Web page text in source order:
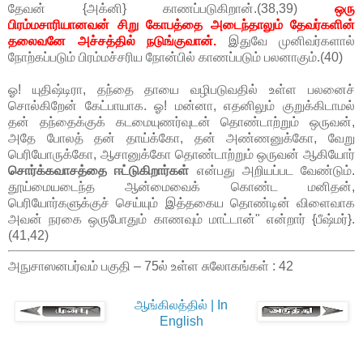
தேவன் {அக்னி} காணப்படுகிறான்.(38,39) ஒரு
பிரம்மசாரியானவன் சிறு கோபத்தை அடைந்தாலும் தேவர்களின்
தலைவனே அச்சத்தில் நடுங்குவான். இதுவே முனிவர்களால்
நோற்கப்படும் பிரம்மச்சரிய நோன்பில் காணப்படும் பலனாகும்.(40)
ஓ! யுதிஷ்டிரா, தந்தை தாயை வழிபடுவதில் உள்ள பலனைச்
சொல்கிறேன் கேட்பாயாக. ஓ! மன்னா, எதனிலும் குறுக்கிடாமல்
தன் தந்தைக்குக் கடமையுணர்வுடன் தொண்டாற்றும் ஒருவன்,
அதே போலத் தன் தாய்க்கோ, தன் அண்ணனுக்கோ, வேறு
பெரியோருக்கோ, ஆசானுக்கோ தொண்டாற்றும் ஒருவன் ஆகியோர்
சொர்க்கவாசத்தை ஈட்டுகிறார்கள் என்பது அறியப்பட வேண்டும்.
தூய்மையடைந்த ஆன்மைவைக் கொண்ட மனிதன்,
பெரியோர்களுக்குச் செய்யும் இத்தகைய தொண்டின் விளைவாக
அவன் நரகை ஒருபோதும் காணவும் மாட்டான்" என்றார் {பீஷ்மர்}.
(41,42)
அநுசாஸனபர்வம் பகுதி – 75ல் உள்ள சுலோகங்கள் : 42
ஆங்கிலத்தில் | In
English